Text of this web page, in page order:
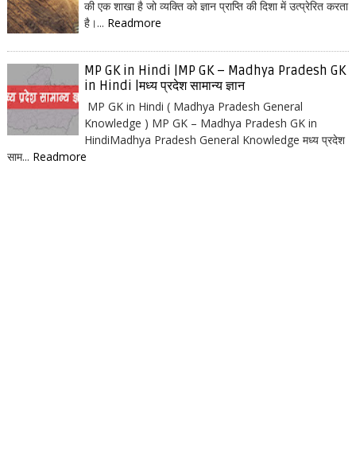
की एक शाखा है जो व्यक्ति को ज्ञान प्राप्ति की दिशा में उत्प्रेरित करता
है।... Readmore
MP GK in Hindi |MP GK – Madhya Pradesh GK
in Hindi |मध्य प्रदेश सामान्य ज्ञान
MP GK in Hindi ( Madhya Pradesh General
Knowledge ) MP GK – Madhya Pradesh GK in
HindiMadhya Pradesh General Knowledge मध्य प्रदेश
साम... Readmore